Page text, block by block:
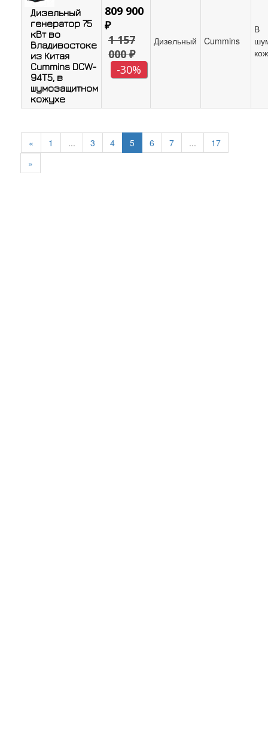
Дизельный
генератор 75
кВт во
Владивостоке
из Китая
Cummins DCW-
94T5, в
шумозащитном
кожухе
809 900
₽
1 157
000 ₽
-30%
Дизельный Cummins
В
« 1 ... 3 4 5 6 7 ...
17
»